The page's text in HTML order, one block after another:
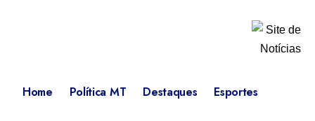
Home Política MT Destaques Esportes